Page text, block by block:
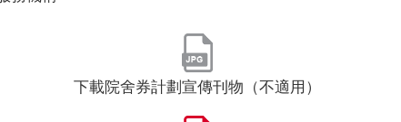
下載院舍券計劃宣傳刊物（不適用）